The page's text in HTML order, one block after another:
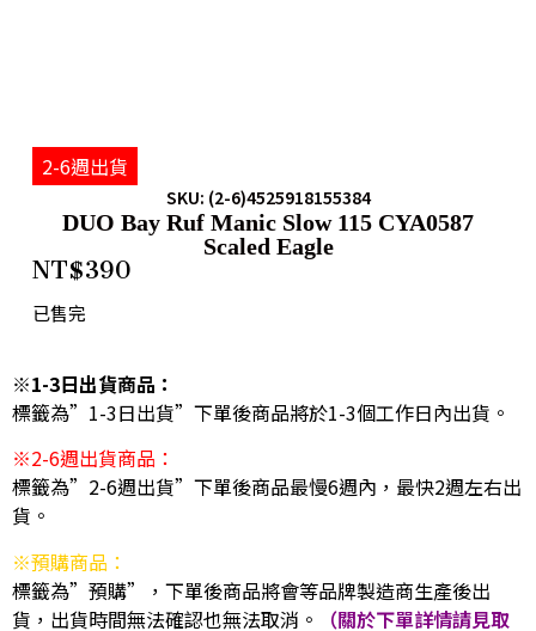
2-6週出貨
SKU: (2-6)4525918155384
DUO Bay Ruf Manic Slow 115 CYA0587
Scaled Eagle
NT$390
已售完
※1-3日出貨商品：
標籤為”1-3日出貨”下單後商品將於1-3個工作日內出貨。
※2-6週出貨商品：
標籤為”2-6週出貨”下單後商品最慢6週內，最快2週左右出
貨。
※預購商品：
標籤為”預購”，下單後商品將會等品牌製造商生產後出
貨，出貨時間無法確認也無法取消。
（關於下單詳情請見取